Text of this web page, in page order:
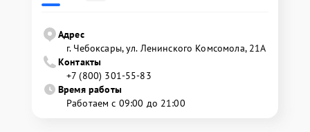
Адрес
г. Чебоксары, ул. Ленинского Комсомола, 21А
Контакты
+7 (800) 301-55-83
Время работы
Работаем с 09:00 до 21:00